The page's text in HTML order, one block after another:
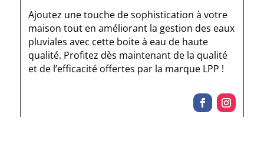
Ajoutez une touche de sophistication à votre
maison tout en améliorant la gestion des eaux
pluviales avec cette boite à eau de haute
qualité. Profitez dès maintenant de la qualité
et de l’efficacité offertes par la marque LPP !